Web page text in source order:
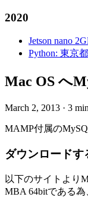
2020
Jetson nano
Python: 東京
Mac OS へ
March 2, 2013 · 3
MAMP付属の
ダウンロードす
以下のサイトより
MBA 64bitである為